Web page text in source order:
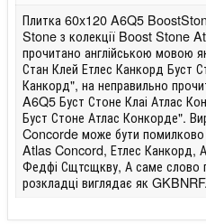
Плитка 60x120 A6Q5
Stone з колекції Boost Stone
прочитано англійською мовою
Стан Клей Етлес Канкорд Буст
Канкорд", на неправильно
A6Q5 Буст Стоне Клаі Атлас
Буст Стоне Атлас Конкорде".
Concorde може бути
Atlas Concord, Етлес Канкорд,
Федфі Сщтсщкву, А саме слово
розкладці виглядає як GKBNRF.